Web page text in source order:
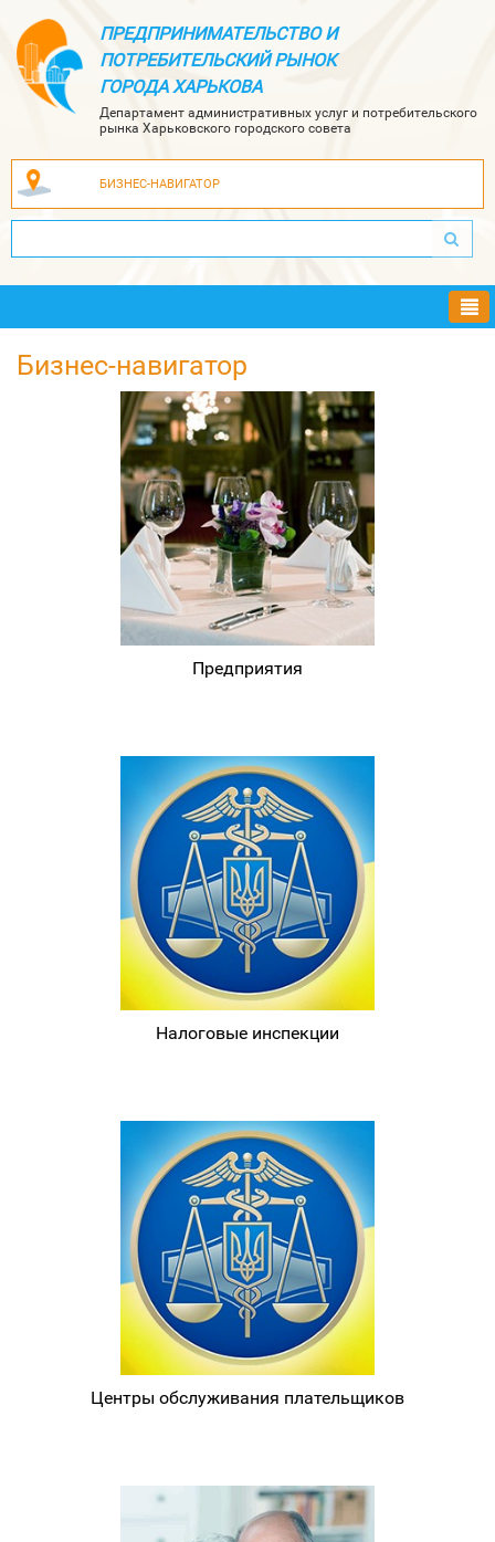
ПРЕДПРИНИМАТЕЛЬСТВО И
ПОТРЕБИТЕЛЬСКИЙ РЫНОК
ГОРОДА ХАРЬКОВА
Департамент административных услуг и потребительского
рынка Харьковского городского совета
БИЗНЕС-НАВИГАТОР
Бизнес-навигатор
Предприятия
Налоговые инспекции
Центры обслуживания плательщиков